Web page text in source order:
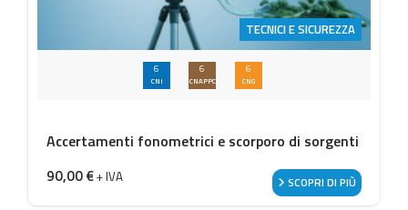
TECNICI E SICUREZZA
6
CNI
6
CNAPPC
6
CNG
Accertamenti fonometrici e scorporo di sorgenti
90,00€+ IVA SCOPRI DI PIÙ